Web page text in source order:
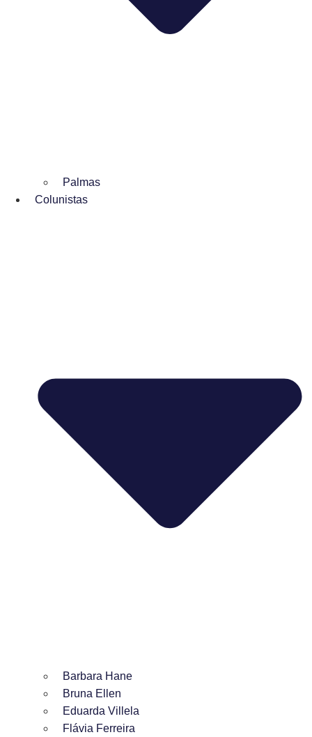
Palmas
Colunistas
Barbara Hane
Bruna Ellen
Eduarda Villela
Flávia Ferreira